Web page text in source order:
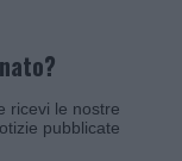
ricevi le nostre
pubblicate